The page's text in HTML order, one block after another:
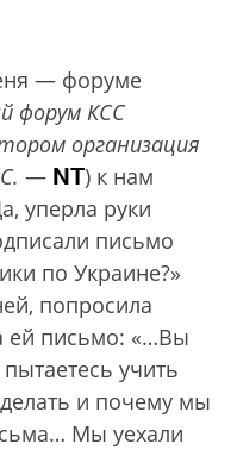
— форуме
форум КСС
организация
— NT) к нам
уперла руки
письмо
по Украине?»
попросила
ей письмо: «…Вы
учить
и почему мы
Мы уехали